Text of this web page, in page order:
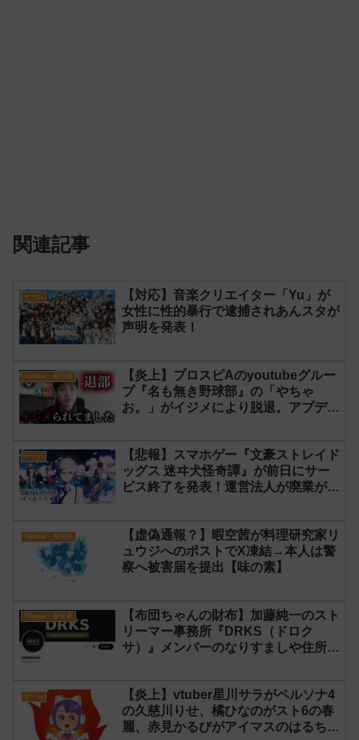
関連記事
ゲーム
【対応】音楽クリエイター「Yu」が
女性に性的暴行で逮捕されあんスタが
声明を発表！
Youtuber・配信者
【炎上】プロスピAのyoutubeグルー
プ『名も無き野球部』の「やちゃ
お。」がイジメにより脱退。アプデの
VIPが事実無根だと否定
ゲーム
【悲報】スマホゲー『文豪ストレイド
ッグス 迷ヰ犬怪奇譚』が前日にサー
ビス終了を発表！運営法人が廃業が原
Youtuber・配信者
【虚偽通報？】暇空茜が料理研究家リ
ュウジへのポストでX凍結→本人は警
察へ被害届を提出【味の素】
Youtuber・配信者
【布団ちゃんの財布】加藤純一のスト
リーマー事務所『DRKS（ドロク
サ）』メンバーのなりすましや住所特
ゲーム
【炎上】vtuber星川サラがペルソナ4
の久慈川りせ、橘ひなのがスト6の春
麗、赤見かるびがアイマスのはるちは